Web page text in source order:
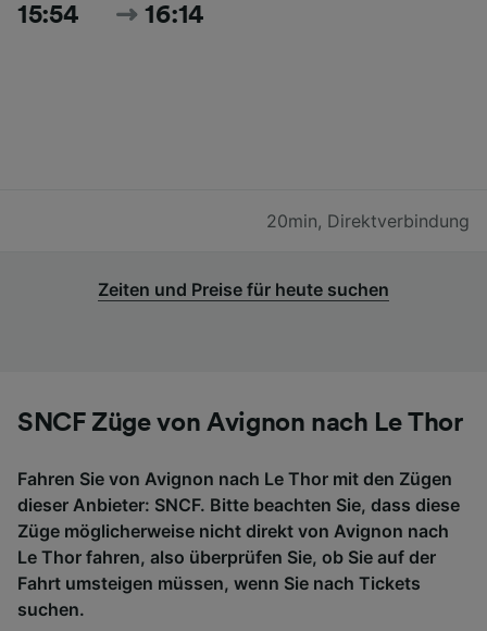
15:54 16:14
20min, Direktverbindung
Zeiten und Preise für heute suchen
SNCF Züge von Avignon nach Le Thor
Fahren Sie von Avignon nach Le Thor mit den Zügen
dieser Anbieter: SNCF. Bitte beachten Sie, dass diese
Züge möglicherweise nicht direkt von Avignon nach
Le Thor fahren, also überprüfen Sie, ob Sie auf der
Fahrt umsteigen müssen, wenn Sie nach Tickets
suchen.